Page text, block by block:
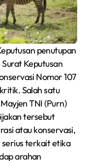
penutupan
Keputusan
Nomor 107
Salah satu
TNI (Purn)
tersebut
atau konservasi,
terkait etika
arahan